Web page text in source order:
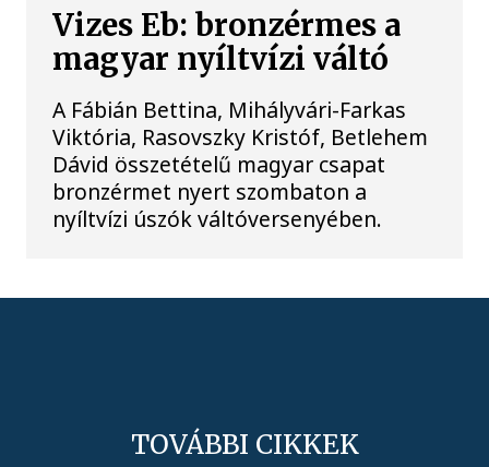
Vizes Eb: bronzérmes a
magyar nyíltvízi váltó
A Fábián Bettina, Mihályvári-Farkas
Viktória, Rasovszky Kristóf, Betlehem
Dávid összetételű magyar csapat
bronzérmet nyert szombaton a
nyíltvízi úszók váltóversenyében.
TOVÁBBI CIKKEK